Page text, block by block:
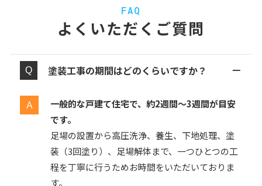
FAQ
よくいただくご質問
塗装工事の期間はどのくらいですか？
一般的な戸建て住宅で、約2週間〜3週間が目安
です。
足場の設置から高圧洗浄、養生、下地処理、塗
装（3回塗り）、足場解体まで、一つひとつの工
程を丁寧に行うためお時間をいただいておりま
す。